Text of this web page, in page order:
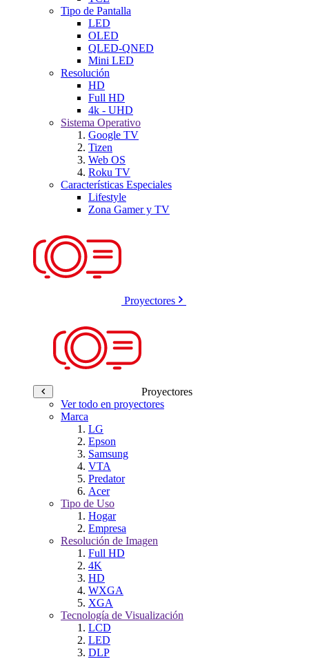
Tipo de Pantalla
LED
OLED
QLED-QNED
Mini LED
Resolución
HD
Full HD
4k - UHD
Sistema Operativo
Google TV
Tizen
Web OS
Roku TV
Características Especiales
Lifestyle
Zona Gamer y TV
Proyectores
Proyectores
Ver todo en proyectores
Marca
LG
Epson
Samsung
VTA
Predator
Acer
Tipo de Uso
Hogar
Empresa
Resolución de Imagen
Full HD
4K
HD
WXGA
XGA
Tecnología de Visualización
LCD
LED
DLP